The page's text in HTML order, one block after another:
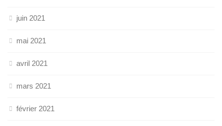
juin 2021
mai 2021
avril 2021
mars 2021
février 2021